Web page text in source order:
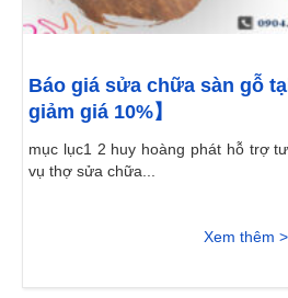
Báo giá sửa chữa sàn gỗ
giảm giá 10%】
mục lục1 2 huy hoàng phát hỗ trợ
vụ thợ sửa chữa...
Xem thêm >